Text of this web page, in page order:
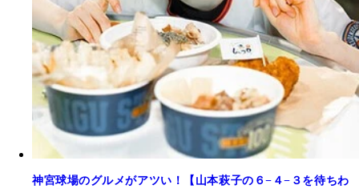
神宮球場のグルメがアツい！【山本萩子の６−４−３を待ちわ